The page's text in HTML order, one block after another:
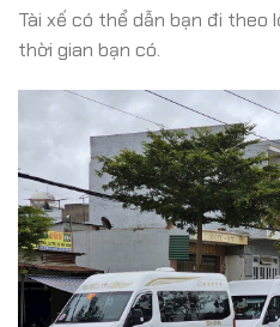
Tài xế có thể dẫn bạn đi theo
thời gian bạn có.